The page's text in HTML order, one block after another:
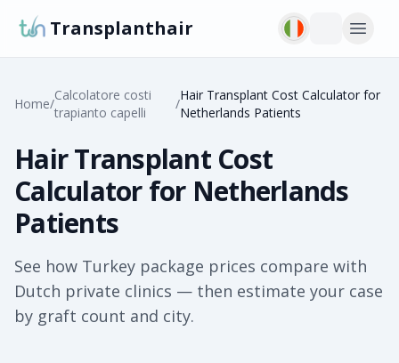
Transplanthair
Home/
Calcolatore costi
trapianto capelli
/
Hair Transplant Cost Calculator for
Netherlands Patients
Hair Transplant Cost
Calculator for Netherlands
Patients
See how Turkey package prices compare with
Dutch private clinics — then estimate your case
by graft count and city.